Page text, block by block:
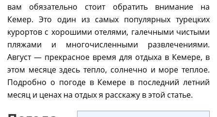
вам обязательно стоит обратить внимание на
Кемер. Это один из самых популярных турецких
курортов с хорошими отелями, галечными чистыми
пляжами и многочисленными развлечениями.
Август — прекрасное время для отдыха в Кемере, в
этом месяце здесь тепло, солнечно и море теплое.
Подробно о погоде в Кемере в последний летний
месяц и ценах на отдых я расскажу в этой статье.